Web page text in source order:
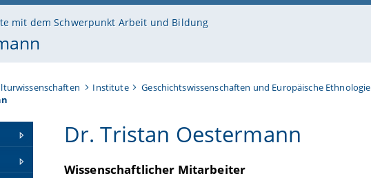
mit dem Schwerpunkt Arbeit und Bildung
Institute Geschichtswissenschaften und Europäische Ethnologie
Dr. Tristan Oestermann
Wissenschaftlicher Mitarbeiter